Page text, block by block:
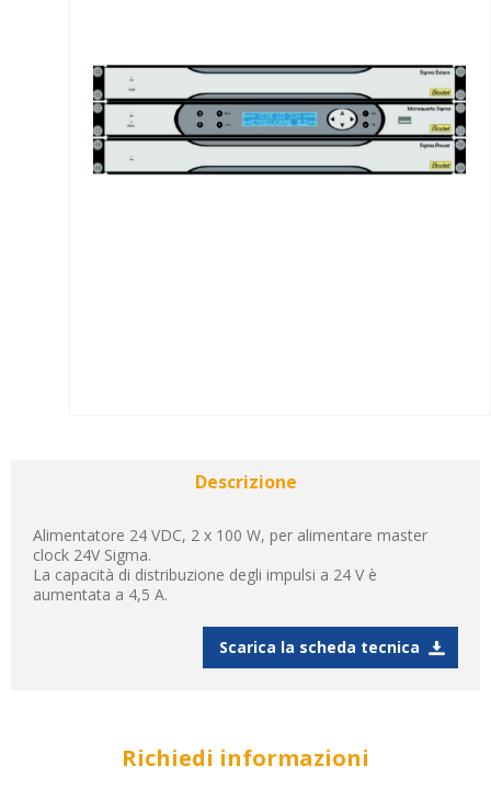
Descrizione
Alimentatore 24 VDC, 2 x 100 W, per alimentare master
clock 24V Sigma.
La capacità di distribuzione degli impulsi a 24 V è
aumentata a 4,5 A.
Scarica la scheda tecnica
Richiedi informazioni